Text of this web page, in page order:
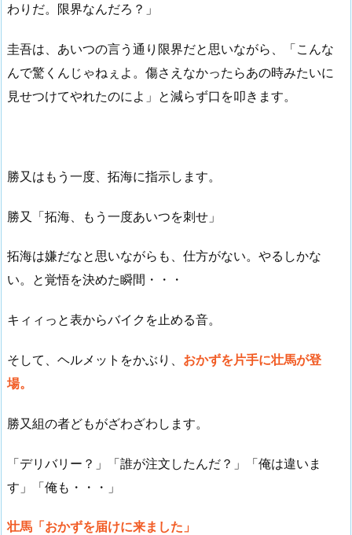
わりだ。限界なんだろ？」
圭吾は、あいつの言う通り限界だと思いながら、「こんな
んで驚くんじゃねぇよ。傷さえなかったらあの時みたいに
見せつけてやれたのによ」と減らず口を叩きます。
勝又はもう一度、拓海に指示します。
勝又「拓海、もう一度あいつを刺せ」
拓海は嫌だなと思いながらも、仕方がない。やるしかな
い。と覚悟を決めた瞬間・・・
キィィっと表からバイクを止める音。
そして、ヘルメットをかぶり、 おかずを片手に壮馬が登
場。
勝又組の者どもがざわざわします。
「デリバリー？」「誰が注文したんだ？」「俺は違いま
す」「俺も・・・」
壮馬「おかずを届けに来ました」